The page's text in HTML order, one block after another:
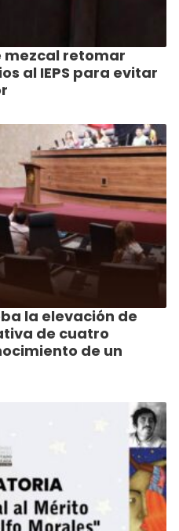
mezcal retomar
al IEPS para evitar
la elevación de
de cuatro
de un